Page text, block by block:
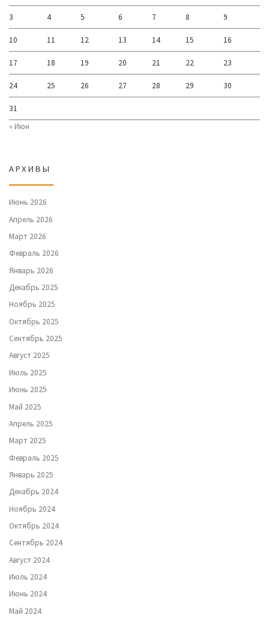
3 4 5 6 7 8 9
10 11 12 13 14 15 16
17 18 19 20 21 22 23
24 25 26 27 28 29 30
31
« Июн
АРХИВЫ
Июнь 2026
Апрель 2026
Март 2026
Февраль 2026
Январь 2026
Декабрь 2025
Ноябрь 2025
Октябрь 2025
Сентябрь 2025
Август 2025
Июль 2025
Июнь 2025
Май 2025
Апрель 2025
Март 2025
Февраль 2025
Январь 2025
Декабрь 2024
Ноябрь 2024
Октябрь 2024
Сентябрь 2024
Август 2024
Июль 2024
Июнь 2024
Май 2024